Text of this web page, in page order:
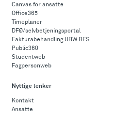
Canvas for ansatte
Office365
Timeplaner
DFØ/selvbetjeningsportal
Fakturabehandling UBW BFS
Public360
Studentweb
Fagpersonweb
Nyttige lenker
Kontakt
Ansatte